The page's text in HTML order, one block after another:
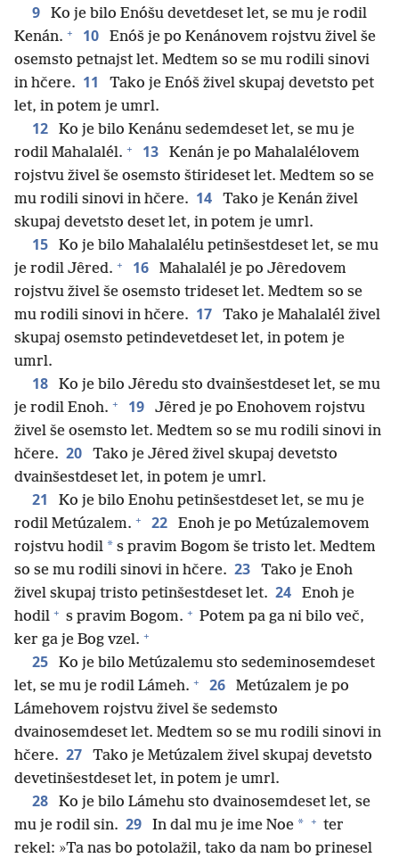
9
Ko je bilo Enóšu devetdeset let, se mu je rodil
Kenán. + 10
Enóš je po Kenánovem rojstvu živel še
osemsto petnajst let. Medtem so se mu rodili sinovi
in hčere. 11
Tako je Enóš živel skupaj devetsto pet
let, in potem je umrl.
12
Ko je bilo Kenánu sedemdeset let, se mu je
rodil Mahalalél. + 13
Kenán je po Mahalalélovem
rojstvu živel še osemsto štirideset let. Medtem so se
mu rodili sinovi in hčere. 14
Tako je Kenán živel
skupaj devetsto deset let, in potem je umrl.
15
Ko je bilo Mahalalélu petinšestdeset let, se mu
je rodil Jêred. + 16
Mahalalél je po Jêredovem
rojstvu živel še osemsto trideset let. Medtem so se
mu rodili sinovi in hčere. 17
Tako je Mahalalél živel
skupaj osemsto petindevetdeset let, in potem je
umrl.
18
Ko je bilo Jêredu sto dvainšestdeset let, se mu
je rodil Enoh. + 19
Jêred je po Enohovem rojstvu
živel še osemsto let. Medtem so se mu rodili sinovi in
hčere. 20
Tako je Jêred živel skupaj devetsto
dvainšestdeset let, in potem je umrl.
21
Ko je bilo Enohu petinšestdeset let, se mu je
rodil Metúzalem. + 22
Enoh je po Metúzalemovem
rojstvu hodil * s pravim Bogom še tristo let. Medtem
so se mu rodili sinovi in hčere. 23
Tako je Enoh
živel skupaj tristo petinšestdeset let. 24
Enoh je
hodil + s pravim Bogom. + Potem pa ga ni bilo več,
ker ga je Bog vzel. +
25
Ko je bilo Metúzalemu sto sedeminosemdeset
let, se mu je rodil Lámeh. + 26
Metúzalem je po
Lámehovem rojstvu živel še sedemsto
dvainosemdeset let. Medtem so se mu rodili sinovi in
hčere. 27
Tako je Metúzalem živel skupaj devetsto
devetinšestdeset let, in potem je umrl.
28
Ko je bilo Lámehu sto dvainosemdeset let, se
mu je rodil sin. 29 In dal mu je ime Noe * + ter
rekel: »Ta nas bo potolažil, tako da nam bo prinesel